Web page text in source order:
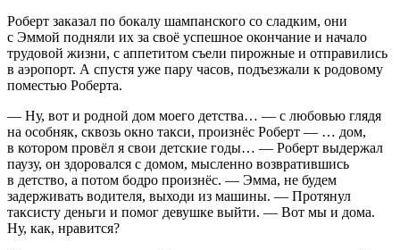
Роберт заказал по бокалу шампанского со сладким, они
с Эммой подняли их за своё успешное окончание и начало
трудовой жизни, с аппетитом съели пирожные и отправились
в аэропорт. А спустя уже пару часов, подъезжали к родовому
поместью Роберта.
— Ну, вот и родной дом моего детства… — с любовью глядя
на особняк, сквозь окно такси, произнёс Роберт — … дом,
в котором провёл я свои детские годы… — Роберт выдержал
паузу, он здоровался с домом, мысленно возвратившись
в детство, а потом бодро произнёс. — Эмма, не будем
задерживать водителя, выходи из машины. — Протянул
таксисту деньги и помог девушке выйти. — Вот мы и дома.
Ну, как, нравится?